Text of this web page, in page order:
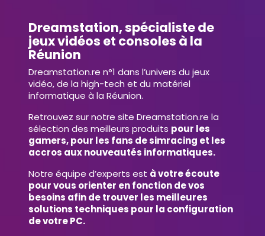
Dreamstation, spécialiste de
jeux vidéos et consoles à la
Réunion
Dreamstation.re n°1 dans l’univers du jeux
vidéo, de la high-tech et du matériel
informatique à la Réunion.
Retrouvez sur notre site Dreamstation.re la
sélection des meilleurs produits pour les
gamers, pour les fans de simracing et les
accros aux nouveautés informatiques.
Notre équipe d’experts est à votre écoute
pour vous orienter en fonction de vos
besoins afin de trouver les meilleures
solutions techniques pour la configuration
de votre PC.